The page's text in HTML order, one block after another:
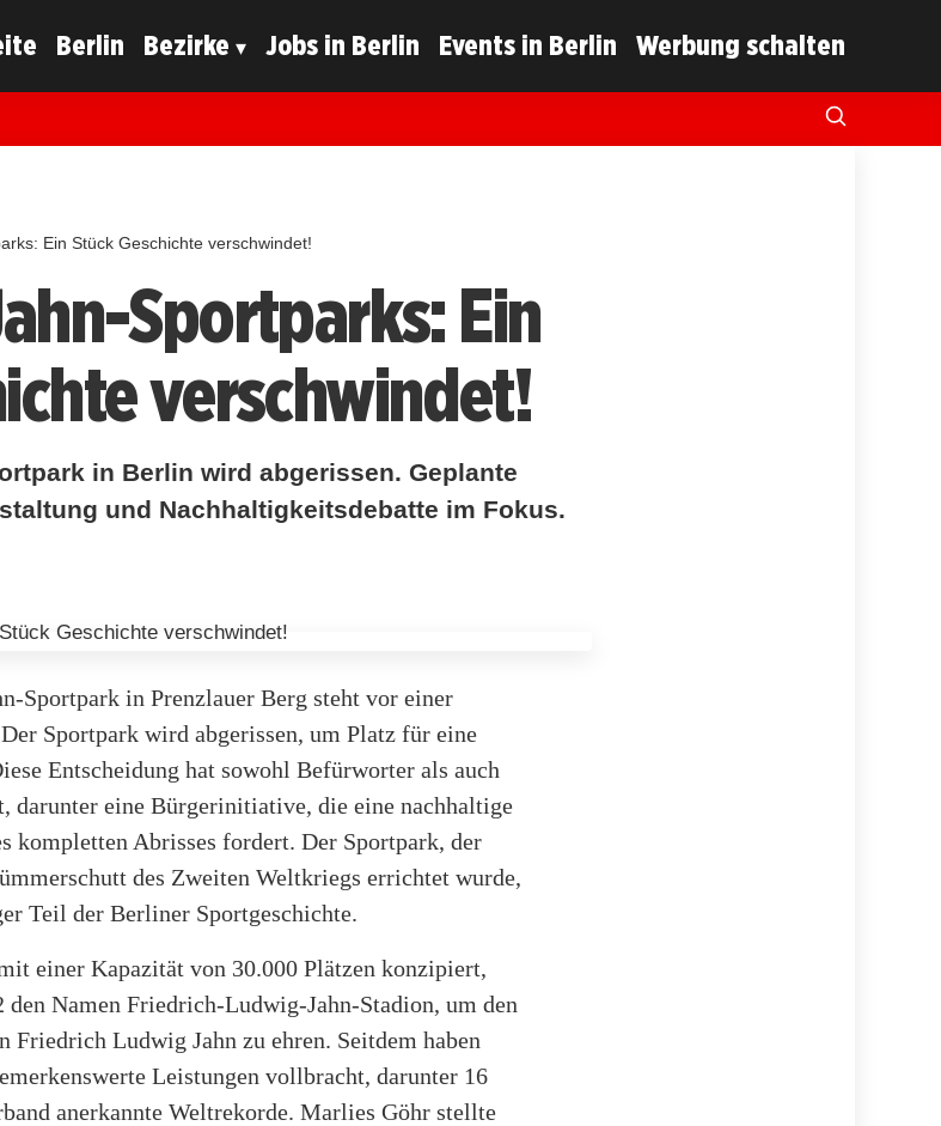
Berlin Bezirke Jobs in Berlin Events in Berlin Werbung schalten
Ein Stück Geschichte verschwindet!
Sportparks: Ein
verschwindet!
in Berlin wird abgerissen. Geplante
und Nachhaltigkeitsdebatte im Fokus.
Sportpark in Prenzlauer Berg steht vor einer
Sportpark wird abgerissen, um Platz für eine
Entscheidung hat sowohl Befürworter als auch
eine Bürgerinitiative, die eine nachhaltige
kompletten Abrisses fordert. Der Sportpark, der
des Zweiten Weltkriegs errichtet wurde,
Teil der Berliner Sportgeschichte.
einer Kapazität von 30.000 Plätzen konzipiert,
Namen Friedrich-Ludwig-Jahn-Stadion, um den
Friedrich Ludwig Jahn zu ehren. Seitdem haben
Leistungen vollbracht, darunter 16
anerkannte Weltrekorde. Marlies Göhr stellte